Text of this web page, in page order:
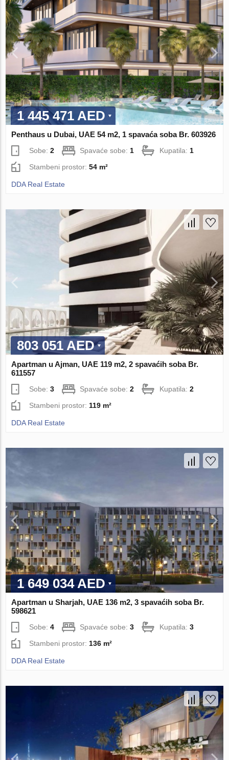
1 445 471 AED
Penthaus u Dubai, UAE 54 m2, 1 spavaća soba Br. 603926
Sobe:2 Spavaće sobe: 1 Kupatila: 1
Stambeni prostor:54 m²
DDA Real Estate
803 051 AED
Apartman u Ajman, UAE 119 m2, 2 spavaćih soba Br.
611557
Sobe:3 Spavaće sobe:2 Kupatila:2
Stambeni prostor: 119 m²
DDA Real Estate
1 649 034 AED
Apartman u Sharjah, UAE 136 m2, 3 spavaćih soba Br.
598621
Sobe:4 Spavaće sobe:3 Kupatila:3
Stambeni prostor:136 m²
DDA Real Estate